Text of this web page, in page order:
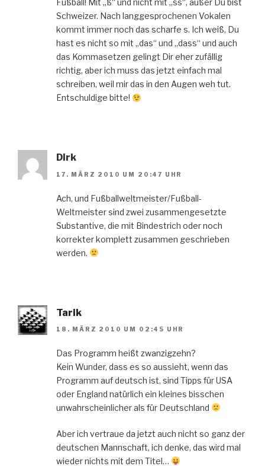
Fußball! Mit „ß“ und nicht mit „ss“, außer Du bist
Schweizer. Nach langgesprochenen Vokalen
kommt immer noch das scharfe s. Ich weiß, Du
hast es nicht so mit „das“ und „dass“ und auch
das Kommasetzen gelingt Dir eher zufällig
richtig, aber ich muss das jetzt einfach mal
schreiben, weil mir das in den Augen weh tut.
Entschuldige bitte!
Dirk
17. MÄRZ 2010 UM 20:47 UHR
Ach, und Fußballweltmeister/Fußball-
Weltmeister sind zwei zusammengesetzte
Substantive, die mit Bindestrich oder noch
korrekter komplett zusammen geschrieben
werden.
Tarik
18. MÄRZ 2010 UM 02:45 UHR
Das Programm heißt zwanzigzehn?
Kein Wunder, dass es so aussieht, wenn das
Programm auf deutsch ist, sind Tipps für USA
oder England natürlich ein kleines bisschen
unwahrscheinlicher als für Deutschland
Aber ich vertraue da jetzt auch nicht so ganz der
deutschen Mannschaft, ich denke, das wird mal
wieder nichts mit dem Titel…